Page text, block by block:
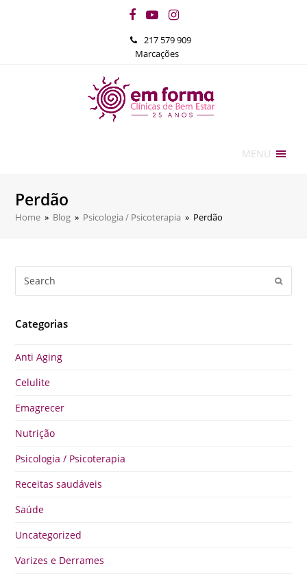
Facebook
YouTubeInstagram
217 579 909
Marcações
MENU
Perdão
Home » Blog » Psicologia / Psicoterapia » Perdão
Categorias
Anti Aging
Celulite
Emagrecer
Nutrição
Psicologia / Psicoterapia
Receitas saudáveis
Saúde
Uncategorized
Varizes e Derrames